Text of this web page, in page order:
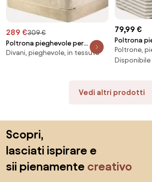
289 €309 €
Poltrona pieghevole per
bambini in velluto a coste fatta
Divani, pieghevole, in tessuto
79,99 €
Poltrona
bambini
Poltrone,
Vedi altri prodotti
Scopri,
lasciati ispirare e
sii pienamente creativo